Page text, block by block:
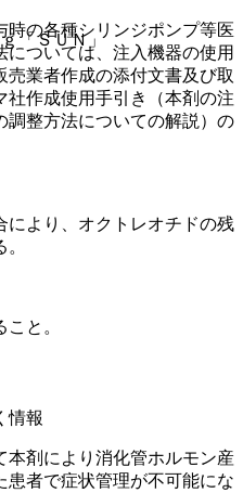
「ＳＵＮ」
の各種シリンジポンプ等医
ついては、注入機器の使用
業者作成の添付文書及び取
作成使用手引き（本剤の注
調整方法についての解説）の
により、オクトレオチドの残
と。
情報
剤により消化管ホルモン産
者で症状管理が不可能にな